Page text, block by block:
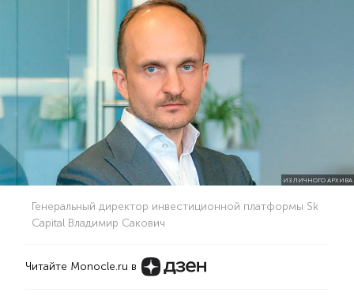
ИЗ ЛИЧНОГО АРХИВА
Генеральный директор инвестиционной платформы Sk
Capital Владимир Сакович
Читайте Monocle.ru в